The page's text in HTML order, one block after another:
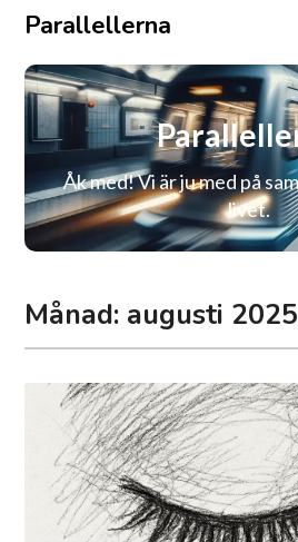
Parallellerna
Åk med! Vi är ju med på
livet.
Månad: augusti 2025